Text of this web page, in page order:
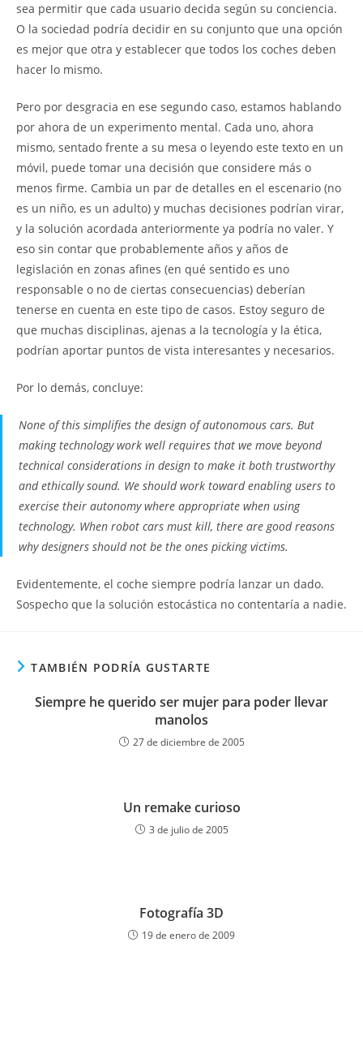
sea permitir que cada usuario decida según su conciencia.
O la sociedad podría decidir en su conjunto que una opción
es mejor que otra y establecer que todos los coches deben
hacer lo mismo.
Pero por desgracia en ese segundo caso, estamos hablando
por ahora de un experimento mental. Cada uno, ahora
mismo, sentado frente a su mesa o leyendo este texto en un
móvil, puede tomar una decisión que considere más o
menos firme. Cambia un par de detalles en el escenario (no
es un niño, es un adulto) y muchas decisiones podrían virar,
y la solución acordada anteriormente ya podría no valer. Y
eso sin contar que probablemente años y años de
legislación en zonas afines (en qué sentido es uno
responsable o no de ciertas consecuencias) deberían
tenerse en cuenta en este tipo de casos. Estoy seguro de
que muchas disciplinas, ajenas a la tecnología y la ética,
podrían aportar puntos de vista interesantes y necesarios.
Por lo demás, concluye:
None of this simplifies the design of autonomous cars. But
making technology work well requires that we move beyond
technical considerations in design to make it both trustworthy
and ethically sound. We should work toward enabling users to
exercise their autonomy where appropriate when using
technology. When robot cars must kill, there are good reasons
why designers should not be the ones picking victims.
Evidentemente, el coche siempre podría lanzar un dado.
Sospecho que la solución estocástica no contentaría a nadie.
TAMBIÉN PODRÍA GUSTARTE
Siempre he querido ser mujer para poder llevar
manolos
27 de diciembre de 2005
Un remake curioso
3 de julio de 2005
Fotografía 3D
19 de enero de 2009